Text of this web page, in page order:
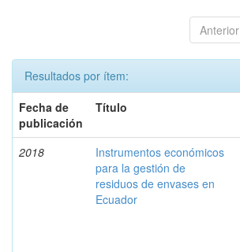
Anterior
Resultados por ítem:
Fecha de
publicación
Título
2018
Instrumentos económicos
para la gestión de
residuos de envases en
Ecuador